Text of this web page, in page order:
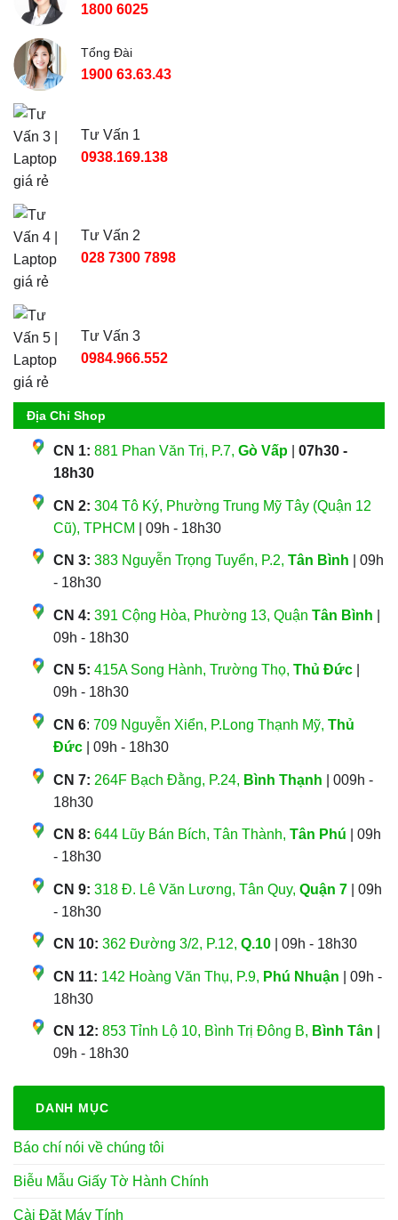
1800 6025
Tổng Đài
1900 63.63.43
Tư Vấn 1
0938.169.138
Tư Vấn 2
028 7300 7898
Tư Vấn 3
0984.966.552
Địa Chỉ Shop
CN 1: 881 Phan Văn Trị, P.7, Gò Vấp
07h30 -
18h30
CN 2: 304 Tô Ký, Phường Trung Mỹ Tây (Quận 12
Cũ), TPHCM
| 09h - 18h30
CN 3: 383 Nguyễn Trọng Tuyển, P.2, Tân Bình | 09h
- 18h30
CN 4: 391 Cộng Hòa, Phường 13, Quận Tân Bình
09h - 18h30
CN 5: 415A Song Hành, Trường Thọ, Thủ Đức
09h - 18h30
CN 6: 709 Nguyễn Xiển, P.Long Thạnh Mỹ, Thủ
Đức | 09h - 18h30
CN 7: 264F Bạch Đằng, P.24, Bình Thạnh | 009h -
18h30
CN 8: 644 Lũy Bán Bích, Tân Thành, Tân Phú | 09h
- 18h30
CN 9: 318 Đ. Lê Văn Lương, Tân Quy, Quận 7 | 09h
- 18h30
CN 10: 362 Đường 3/2, P.12, Q.10 | 09h - 18h30
CN 11: 142 Hoàng Văn Thụ, P.9, Phú Nhuận | 09h -
18h30
CN 12: 853 Tỉnh Lộ 10, Bình Trị Đông B, Bình Tân
09h - 18h30
DANH MỤC
Báo chí nói về chúng tôi
Biễu Mẫu Giấy Tờ Hành Chính
Cài Đặt Máy Tính